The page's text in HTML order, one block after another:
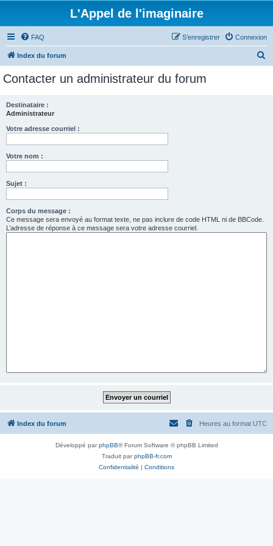
L'Appel de l'imaginaire
FAQ Connexion
S’enregistrer
Index du forum
Contacter un administrateur du forum
Destinataire :
Administrateur
Votre adresse courriel :
Votre nom :
Sujet :
Corps du message :
Ce message sera envoyé au format texte, ne pas inclure de code HTML ni de BBCode.
L’adresse de réponse à ce message sera votre adresse courriel.
Index du forum Heures au format UTC
Développé parphpBB® Forum Software © phpBB Limited
Traduit parphpBB-fr.com
Confidentialité | Conditions